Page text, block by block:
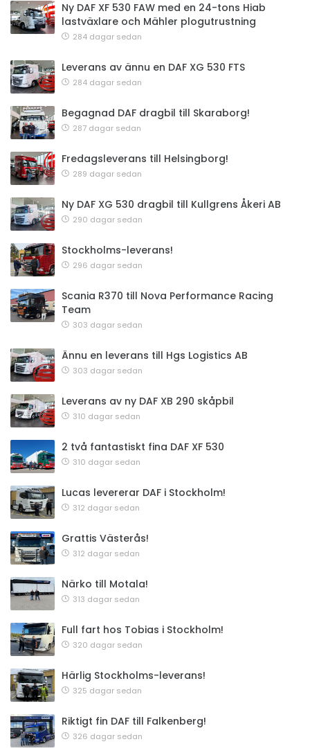
Ny DAF XF 530 FAW med en 24-tons Hiab
lastväxlare och Mähler plogutrustning
284 dagar sedan
Leverans av ännu en DAF XG 530 FTS
284 dagar sedan
Begagnad DAF dragbil till Skaraborg!
287 dagar sedan
Fredagsleverans till Helsingborg!
289 dagar sedan
Ny DAF XG 530 dragbil till Kullgrens Åkeri AB
290 dagar sedan
Stockholms-leverans!
296 dagar sedan
Scania R370 till Nova Performance Racing
Team
303 dagar sedan
Ännu en leverans till Hgs Logistics AB
303 dagar sedan
Leverans av ny DAF XB 290 skåpbil
310 dagar sedan
2 två fantastiskt fina DAF XF 530
310 dagar sedan
Lucas levererar DAF i Stockholm!
312 dagar sedan
Grattis Västerås!
312 dagar sedan
Närko till Motala!
313 dagar sedan
Full fart hos Tobias i Stockholm!
320 dagar sedan
Härlig Stockholms-leverans!
325 dagar sedan
Riktigt fin DAF till Falkenberg!
326 dagar sedan